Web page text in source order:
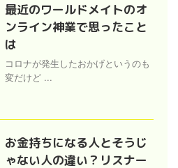
最近のワールドメイトのオ
ンライン神業で思ったこと
は
コロナが発生したおかげというのも
変だけど ...
お金持ちになる人とそうじ
ゃない人の違い？リスナー